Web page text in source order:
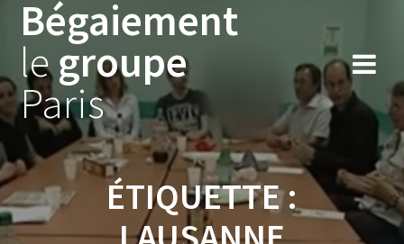
Skip
to
Bégaiement
legroupe
Paris
ÉTIQUETTE :